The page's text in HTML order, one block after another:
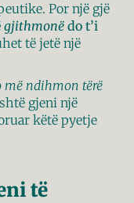
Por një gjë
gjithmonë do t’i
të jetë një
më ndihmon tërë
gjeni një
këtë pyetje
të